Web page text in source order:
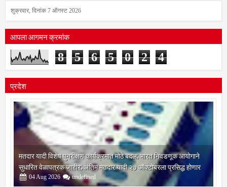
शुक्रवार, दिनांक 7 ऑगस्ट 2026
आपला आगमन क्रमांक
8 5 6 5 0 2 4
प्रदेश
मतदार यादी विशेष पुनरीक्षण कार्यक्रमात मोठे बदल; भारत निवडणूक आयोगाने
सुधारित वेळापत्रक जाहीर; अंतिम मतदार यादी २७ ऑक्टोबरला प्रसिद्ध होणार
Aug 2026 undefined